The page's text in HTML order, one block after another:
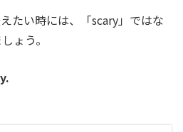
たい時には、「scary」ではな
ょう。